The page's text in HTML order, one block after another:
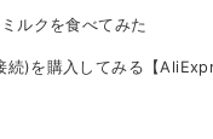
ルクを食べてみた
続)を購入してみる【